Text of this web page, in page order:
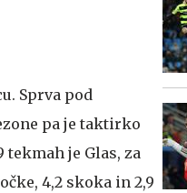
Sprva pod
pa je taktirko
je Glas, za
4,2 skoka in 2,9